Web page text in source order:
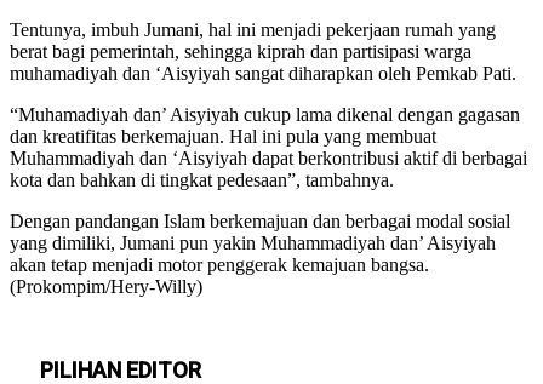
Tentunya, imbuh Jumani, hal ini menjadi pekerjaan rumah yang
berat bagi pemerintah, sehingga kiprah dan partisipasi warga
muhamadiyah dan ‘Aisyiyah sangat diharapkan oleh Pemkab Pati.
“Muhamadiyah dan’ Aisyiyah cukup lama dikenal dengan gagasan
dan kreatifitas berkemajuan. Hal ini pula yang membuat
Muhammadiyah dan ‘Aisyiyah dapat berkontribusi aktif di berbagai
kota dan bahkan di tingkat pedesaan”, tambahnya.
Dengan pandangan Islam berkemajuan dan berbagai modal sosial
yang dimiliki, Jumani pun yakin Muhammadiyah dan’ Aisyiyah
akan tetap menjadi motor penggerak kemajuan bangsa.
(Prokompim/Hery-Willy)
PILIHAN EDITOR